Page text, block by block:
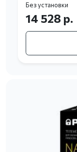
Без установки
14 528 р.